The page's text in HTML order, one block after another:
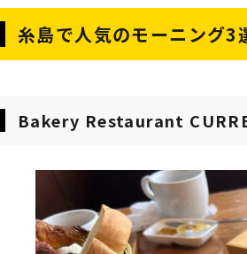
糸島で人気のモーニング3
Bakery Restaurant